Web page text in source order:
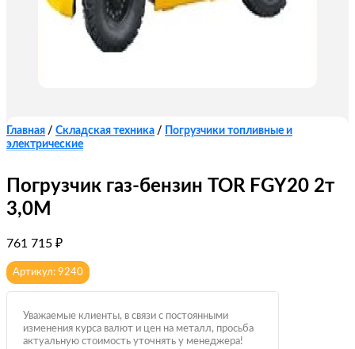
Главная / Складская техника /
Погрузчики топливные и
электрические
Погрузчик газ-бензин TOR FGY20 2т
3,0М
761 715 ₽
Артикул: 9240
Уважаемые клиенты, в связи с постоянными
изменения курса валют и цен на металл, просьба
актуальную стоимость уточнять у менеджера!